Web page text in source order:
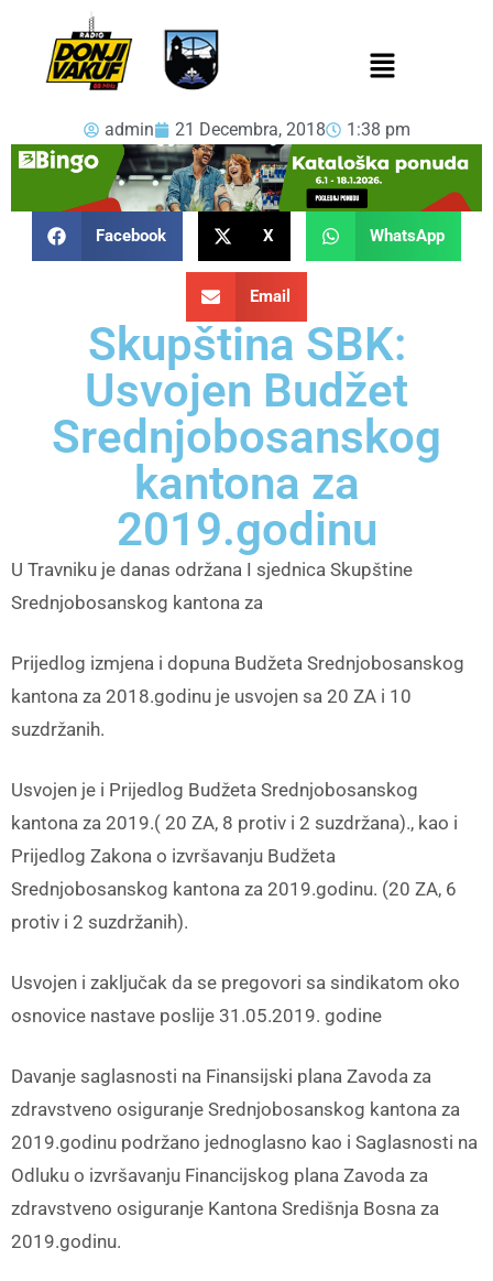
admin 21 Decembra, 2018 1:38 pm
Facebook X WhatsApp
Email
Skupština SBK:
Usvojen Budžet
Srednjobosanskog
kantona za
2019.godinu
U Travniku je danas održana I sjednica Skupštine
Srednjobosanskog kantona za
Prijedlog izmjena i dopuna Budžeta Srednjobosanskog
kantona za 2018.godinu je usvojen sa 20 ZA i 10
suzdržanih.
Usvojen je i Prijedlog Budžeta Srednjobosanskog
kantona za 2019.( 20 ZA, 8 protiv i 2 suzdržana)., kao i
Prijedlog Zakona o izvršavanju Budžeta
Srednjobosanskog kantona za 2019.godinu. (20 ZA, 6
protiv i 2 suzdržanih).
Usvojen i zaključak da se pregovori sa sindikatom oko
osnovice nastave poslije 31.05.2019. godine
Davanje saglasnosti na Finansijski plana Zavoda za
zdravstveno osiguranje Srednjobosanskog kantona za
2019.godinu podržano jednoglasno kao i Saglasnosti na
Odluku o izvršavanju Financijskog plana Zavoda za
zdravstveno osiguranje Kantona Središnja Bosna za
2019.godinu.